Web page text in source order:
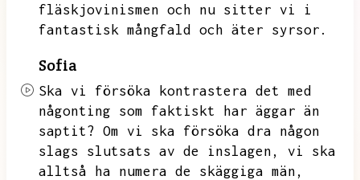
fläskjovinismen och nu sitter vi i
fantastisk mångfald och äter syrsor.
Sofia
Ska vi försöka kontrastera det med
någonting som faktiskt har äggar än
saptit? Om vi ska försöka dra någon
slags slutsats av de inslagen,
vi ska
alltså ha numera de skäggiga män,